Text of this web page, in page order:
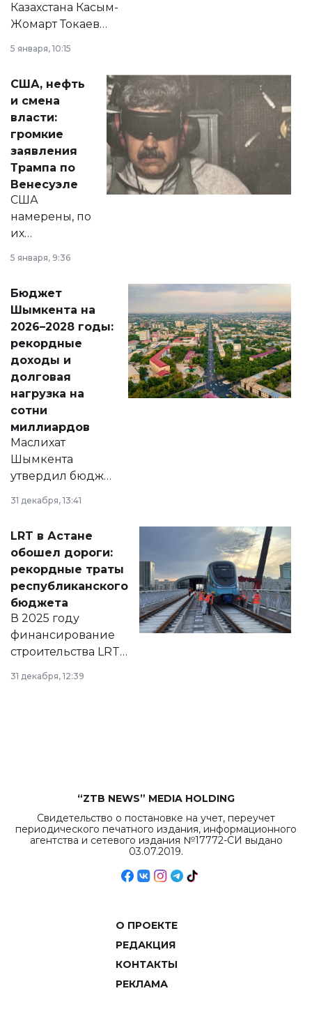
Казахстана Касым-
Жомарт Токаев
сразу несколько
актуальных тем —
от слухов о
политических
реформах до
вопросов армии,
экономики и
личного здоровья.
5 января, 10:15
США, нефть
и смена
власти:
громкие
заявления
Трампа по
Венесуэле
США
намерены, по
их
принести
народу
Венесуэлы.
5 января, 9:36
Бюджет
Шымкента на
2026–2028 годы:
рекордные
доходы и
долговая
нагрузка на
сотни
миллиардов
Маслихат
Шымкента
утвердил бюджет
города на 2026–
2028 годы.
документ
появился в базе
нормативных
правовых актов и
на сайте маслихат
города.
31 декабря, 13:41
LRT в Астане
обошел дороги:
рекордные траты
республиканского
бюджета
В 2025 году
финансирование
строительства LRT
в Астане из
республиканского
31 декабря, 12:39
“ZTB NEWS” MEDIA HOLDING
Свидетельство о постановке на учет, переучет
периодического печатного издания, информационного
агентства и сетевого издания №17772-СИ выдано
03.07.2019.
О ПРОЕКТЕ
РЕДАКЦИЯ
КОНТАКТЫ
РЕКЛАМА